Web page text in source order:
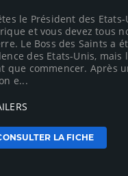
le Président des Etats-
et vous devez tous
Le Boss des Saints a
des Etats-Unis, mais
que commencer. Après
e...
LA FICHE